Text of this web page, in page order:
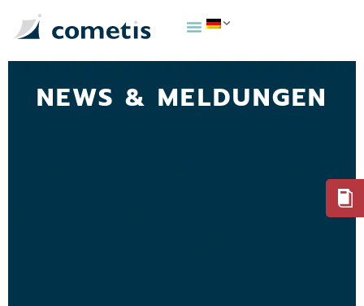
NEWS & MELDUNGEN